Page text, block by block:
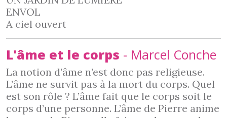
ENVOL
A ciel ouvert
L'âme et le corps - Marcel Conche
La notion d’âme n’est donc pas religieuse.
L’âme ne survit pas à la mort du corps. Quel
est son rôle ? L’âme fait que le corps soit le
corps d’une personne. L’âme de Pierre anime